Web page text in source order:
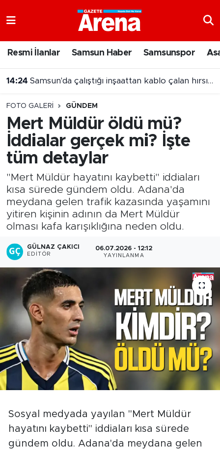
Resmi İlanlar Samsun Haber Samsunspor
14:24 Samsun'da çalıştığı inşaattan kablo çalan hırsız tutuklandı
14:19 Bafra'da yazın gözde adresi Ali Kale Turistik Tesisleri
FOTO GALERI GÜNDEM
Mert Müldür öldü mü?
İddialar gerçek mi? İşte
tüm detaylar
"Mert Müldür hayatını kaybetti" iddiaları
kısa sürede gündem oldu. Adana'da
meydana gelen trafik kazasında yaşamını
yitiren kişinin adının da Mert Müldür
olması kafa karışıklığına neden oldu.
GÜLNAZ ÇAKICI
EDITÖR
06.07.2026 - 12:12
YAYINLANMA
Sosyal medyada yayılan "Mert Müldür
hayatını kaybetti" iddiaları kısa sürede
gündem oldu. Adana'da meydana gelen
Samsun Namaz Vakitleri
Süper Lig Puan Durumu ve Fikstür
Tüm Manşetler
Son Dakika Haberleri
Haber Arşivi